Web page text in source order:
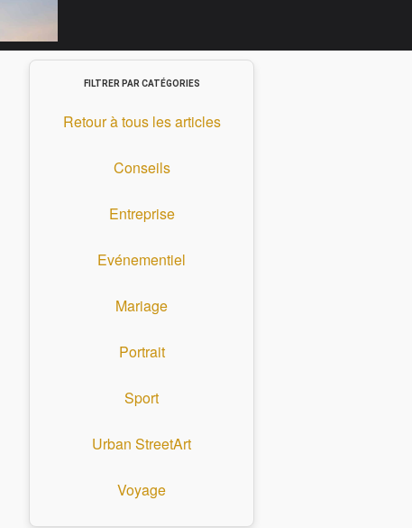
FILTRER PAR CATÉGORIES
Retour à tous les articles
Conseils
Entreprise
Evénementiel
Mariage
Portrait
Sport
Urban StreetArt
Voyage